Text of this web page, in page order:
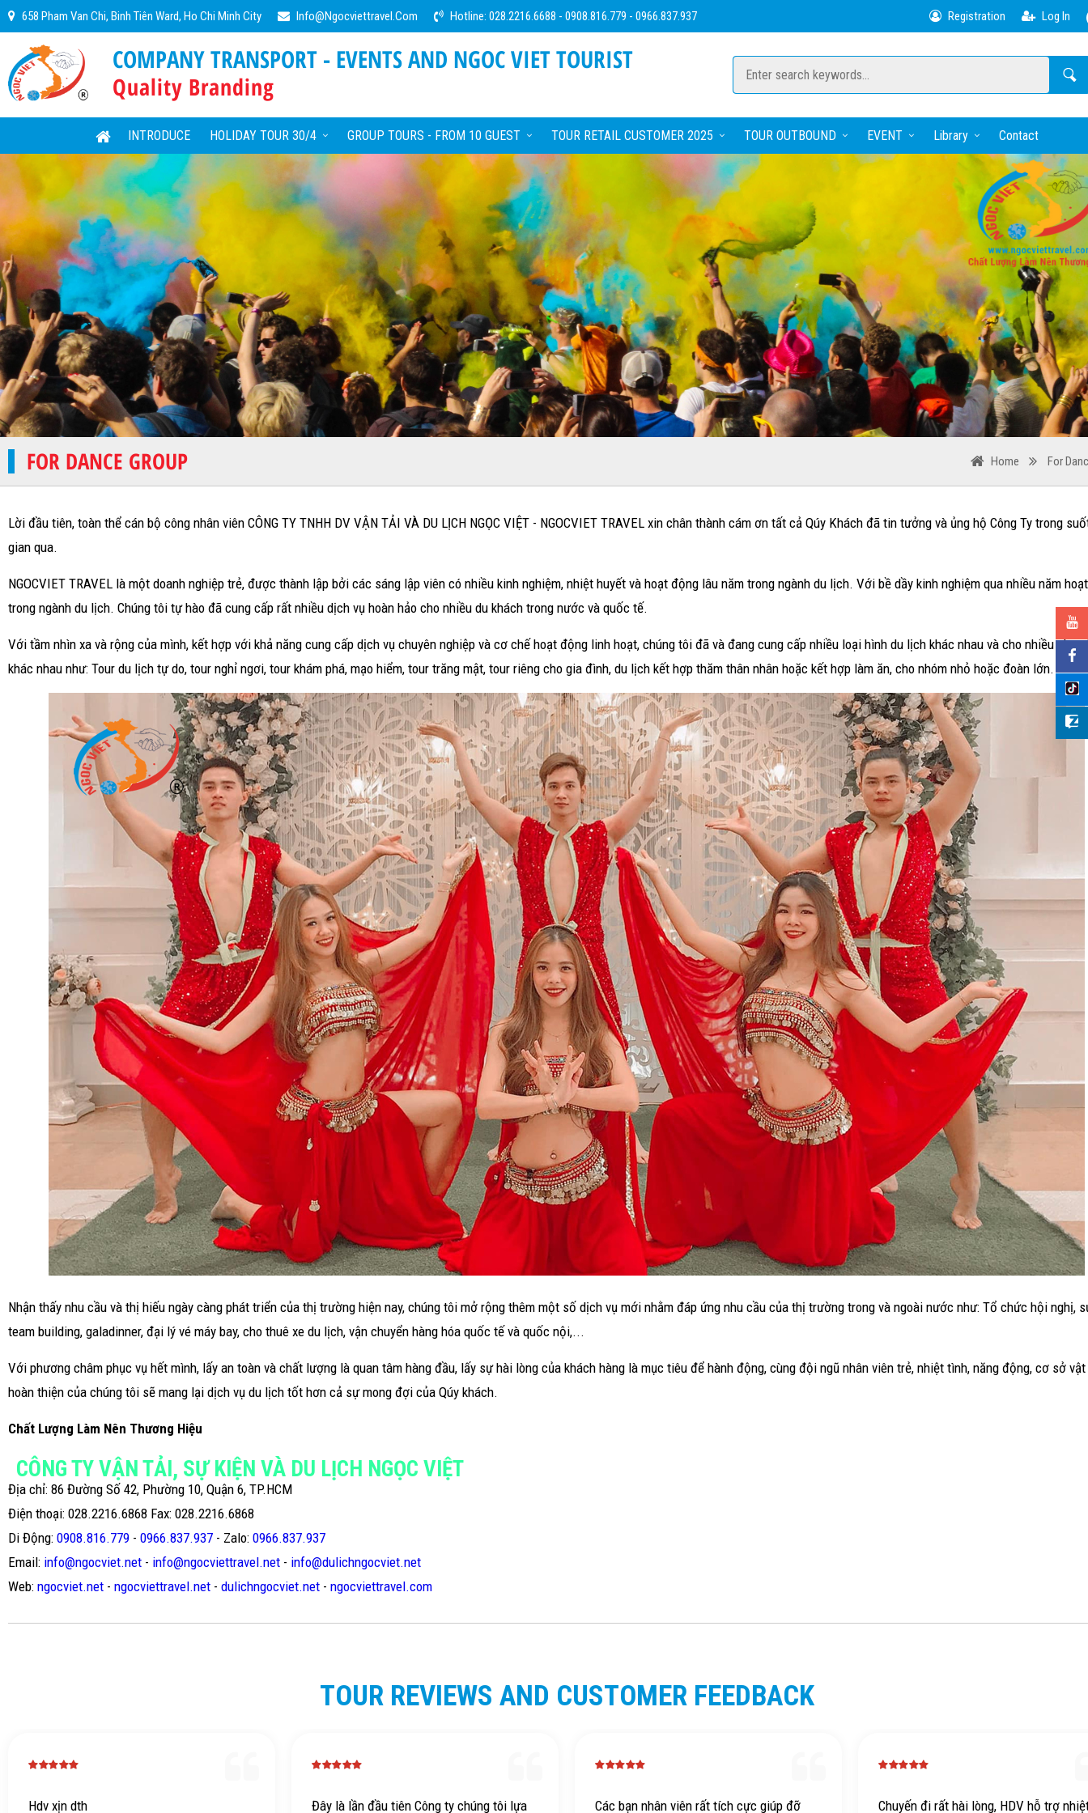
658 Pham Van Chi, Binh Tiên Ward, Ho Chi Minh City Info@ngocviettravel.com Hotline: 028.2216.6688 - 0908.816.779 - 0966.837.937 Registration Log In
COMPANY TRANSPORT - EVENTS AND NGOC VIET TOURIST
Quality Branding
INTRODUCE HOLIDAY TOUR 30/4 GROUP TOURS - FROM 10 GUEST TOUR RETAIL CUSTOMER 2025 TOUR OUTBOUND EVENT Library Contact
FOR DANCE GROUP Home For
Lời đầu tiên, toàn thể cán bộ công nhân viên CÔNG TY TNHH DV VẬN TẢI VÀ DU LỊCH NGỌC VIỆT - NGOCVIET TRAVEL xin chân thành cám ơn tất cả Qúy Khách đã tin tưởng và ủng hộ Công Ty trong
gian qua.
NGOCVIET TRAVEL là một doanh nghiệp trẻ, được thành lập bởi các sáng lập viên có nhiều kinh nghiệm, nhiệt huyết và hoạt động lâu năm trong ngành du lịch. Với bề dầy kinh nghiệm qua nhiều năm
trong ngành du lịch. Chúng tôi tự hào đã cung cấp rất nhiều dịch vụ hoàn hảo cho nhiều du khách trong nước và quốc tế.
Với tầm nhìn xa và rộng của mình, kết hợp với khả năng cung cấp dịch vụ chuyên nghiệp và cơ chế hoạt động linh hoạt, chúng tôi đã và đang cung cấp nhiều loại hình du lịch khác nhau và cho nhiều nhu
khác nhau như: Tour du lịch tự do, tour nghỉ ngơi, tour khám phá, mạo hiểm, tour trăng mật, tour riêng cho gia đình, du lịch kết hợp thăm thân nhân hoặc kết hợp làm ăn, cho nhóm nhỏ hoặc đoàn lớn.
Nhận thấy nhu cầu và thị hiếu ngày càng phát triển của thị trường hiện nay, chúng tôi mở rộng thêm một số dịch vụ mới nhằm đáp ứng nhu cầu của thị trường trong và ngoài nước như: Tổ chức hội nghị,
team building, galadinner, đại lý vé máy bay, cho thuê xe du lịch, vận chuyển hàng hóa quốc tế và quốc nội,...
Với phương châm phục vụ hết mình, lấy an toàn và chất lượng là quan tâm hàng đầu, lấy sự hài lòng của khách hàng là mục tiêu để hành động, cùng đội ngũ nhân viên trẻ, nhiệt tình, năng động, cơ sở
hoàn thiện của chúng tôi sẽ mang lại dịch vụ du lịch tốt hơn cả sự mong đợi của Qúy khách.
Chất Lượng Làm Nên Thương Hiệu
CÔNG TY VẬN TẢI, SỰ KIỆN VÀ DU LỊCH NGỌC VIỆT
Địa chỉ: 86 Đường Số 42, Phường 10, Quận 6, TP.HCM
Điện thoại: 028.2216.6868 Fax: 028.2216.6868
Di Động: 0908.816.779 - 0966.837.937 - Zalo: 0966.837.937
Email: info@ngocviet.net - info@ngocviettravel.net - info@dulichngocviet.net
Web: ngocviet.net - ngocviettravel.net - dulichngocviet.net - ngocviettravel.com
TOUR REVIEWS AND CUSTOMER FEEDBACK
Hdv xịn dth
Đây là lần đầu tiên Công ty chúng tôi lựa
Các bạn nhân viên rất tích cực giúp đỡ
Chuyến đi rất hài lòng, HDV hỗ trợ